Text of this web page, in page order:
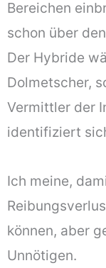
Bereichen
schon über
Der Hybride
Dolmetscher,
Vermittler der
identifiziert
Ich meine,
können, aber
Unnötigen.